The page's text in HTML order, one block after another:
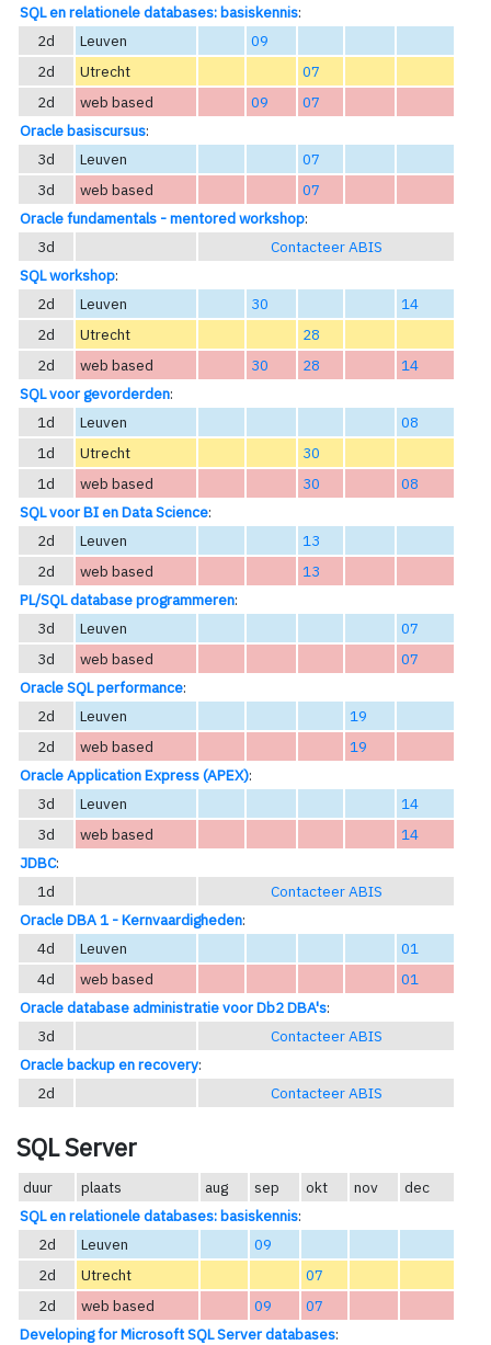
SQL en relationele databases: basiskennis:
2d
Leuven
09
2d
Utrecht
07
2d
web based 09
07
Oracle basiscursus:
3d
Leuven
07
3d
web based
07
Oracle fundamentals - mentored workshop:
3d
Contacteer ABIS
SQL workshop:
2d
Leuven 30
14
2d
Utrecht
28
2d
web based 30 28
14
SQL voor gevorderden:
1d
Leuven
08
1d
Utrecht
30
1d
web based 30
08
SQL voor BI en Data Science:
2d
Leuven
13
2d
web based
13
PL/SQL database programmeren:
3d
Leuven
07
3d
web based
07
Oracle SQL performance:
2d
Leuven
19
2d
web based
19
Oracle Application Express (APEX):
3d
Leuven
14
3d
web based
14
JDBC:
1d
Contacteer ABIS
Oracle DBA 1 - Kernvaardigheden:
4d
Leuven
01
4d
web based
01
Oracle database administratie voor Db2 DBA's:
3d
Contacteer ABIS
Oracle backup en recovery:
2d
Contacteer ABIS
SQL Server
duur plaats aug sep okt nov
dec
SQL en relationele databases: basiskennis:
2d
Leuven
09
2d
Utrecht
07
2d
web based 09
07
Developing for Microsoft SQL Server databases: